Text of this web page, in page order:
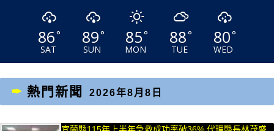
86°
SAT
89°
SUN
85°
MON
88°
TUE
80°
WED
熱門新聞 2026年8月8日